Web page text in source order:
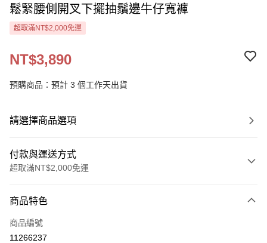
鬆緊腰側開叉下擺抽鬚邊牛仔寬褲
超取滿NT$2,000免運
NT$3,890
預購商品：預計 3 個工作天出貨
請選擇商品選項
付款與運送方式
超取滿NT$2,000免運
信用卡一次付款
LINE Pay
商品特色
商品編號
11266237